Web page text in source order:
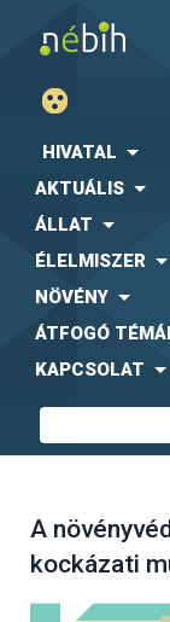
HIVATAL
AKTUÁLIS
ÁLLAT
ÉLELMISZER
NÖVÉNY
ÁTFOGÓ
KAPCSOLAT
A
kockázati